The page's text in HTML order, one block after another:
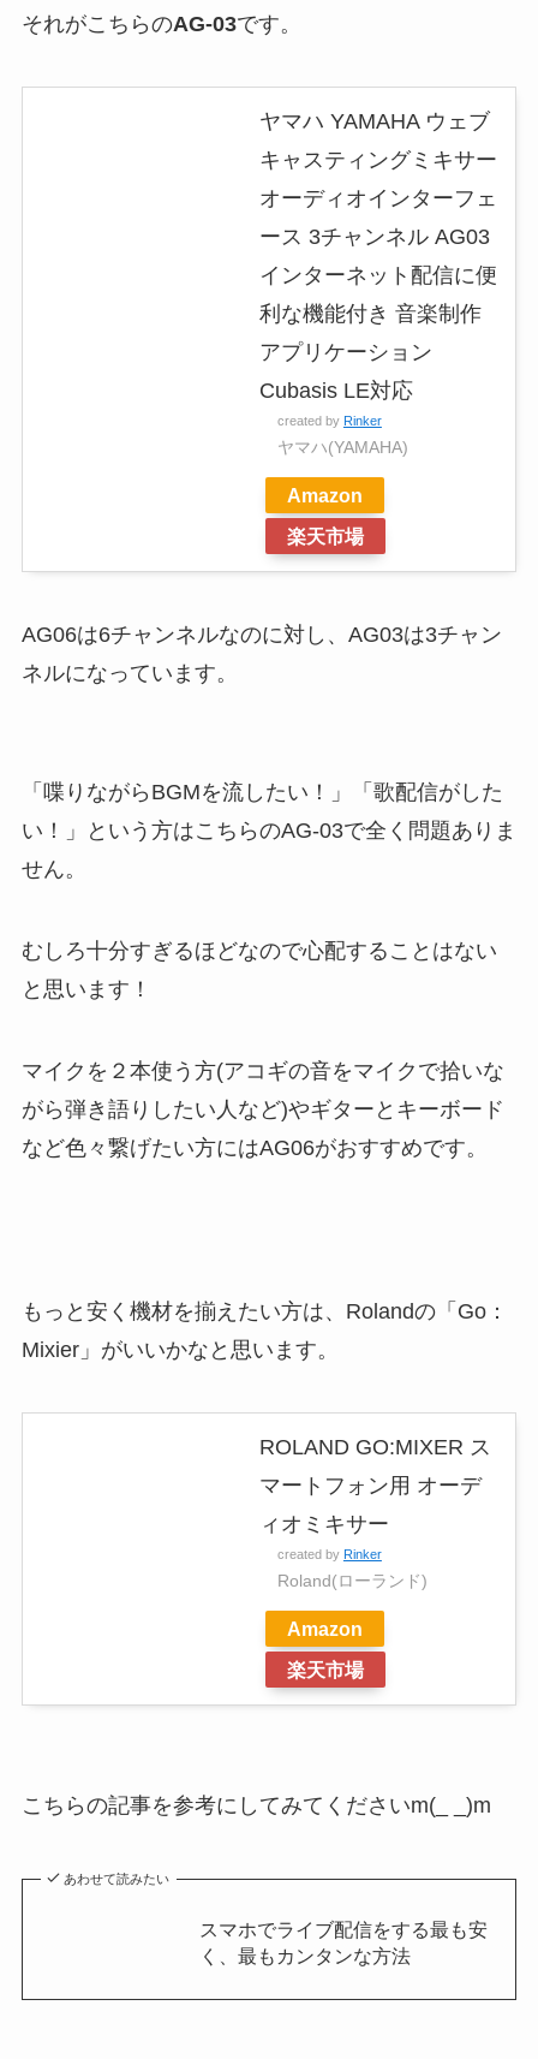
それがこちらのAG-03です。
ヤマハ YAMAHA ウェブ
キャスティングミキサー
オーディオインターフェ
ース 3チャンネル AG03
インターネット配信に便
利な機能付き 音楽制作
アプリケーション
Cubasis LE対応
created by Rinker
ヤマハ(YAMAHA)
Amazon
楽天市場
AG06は6チャンネルなのに対し、AG03は3チャン
ネルになっています。
「喋りながらBGMを流したい！」「歌配信がした
い！」という方はこちらのAG-03で全く問題ありま
せん。
むしろ十分すぎるほどなので心配することはない
と思います！
マイクを２本使う方(アコギの音をマイクで拾いな
がら弾き語りしたい人など)やギターとキーボード
など色々繋げたい方にはAG06がおすすめです。
もっと安く機材を揃えたい方は、Rolandの「Go：
Mixier」がいいかなと思います。
ROLAND GO:MIXER ス
マートフォン用 オーデ
ィオミキサー
created by Rinker
Roland(ローランド)
Amazon
楽天市場
こちらの記事を参考にしてみてくださいm(_ _)m
あわせて読みたい
スマホでライブ配信をする最も安
く、最もカンタンな方法